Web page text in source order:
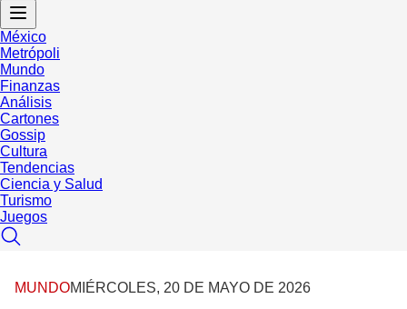
México
Metrópoli
Mundo
Finanzas
Análisis
Cartones
Gossip
Cultura
Tendencias
Ciencia y Salud
Turismo
Juegos
MUNDOMIÉRCOLES, 20 DE MAYO DE 2026